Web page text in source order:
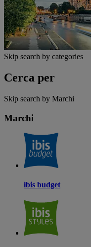
Skip search by categories
Cerca per
Skip search by Marchi
Marchi
ibis budget